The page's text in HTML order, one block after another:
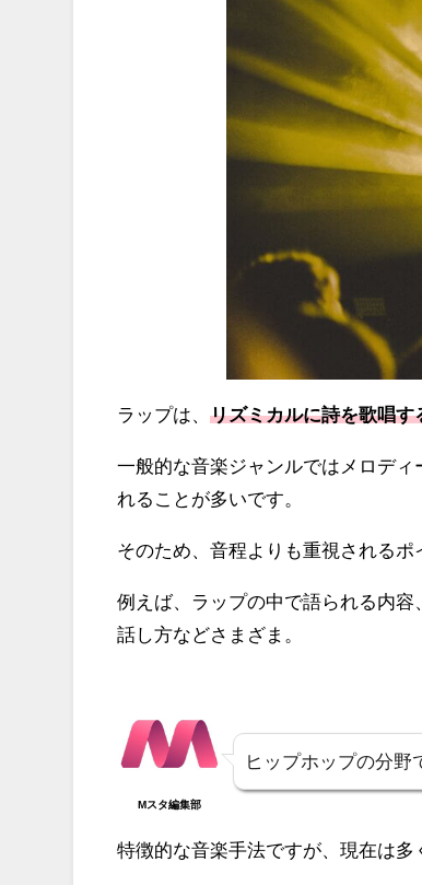
ラップは、リズミカルに詩を歌唱す
一般的な音楽ジャンルではメロデ
れることが多いです。
そのため、音程よりも重視されるポ
例えば、ラップの中で語られる内
話し方などさまざま。
Mスタ編集部
ヒップホップの分野
特徴的な音楽手法ですが、現在は多